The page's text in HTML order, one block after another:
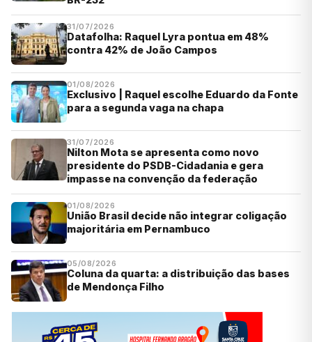
31/07/2026
Datafolha: Raquel Lyra pontua em 48%
contra 42% de João Campos
01/08/2026
Exclusivo | Raquel escolhe Eduardo da Fonte
para a segunda vaga na chapa
31/07/2026
Nilton Mota se apresenta como novo
presidente do PSDB-Cidadania e gera
impasse na convenção da federação
01/08/2026
União Brasil decide não integrar coligação
majoritária em Pernambuco
05/08/2026
Coluna da quarta: a distribuição das bases
de Mendonça Filho